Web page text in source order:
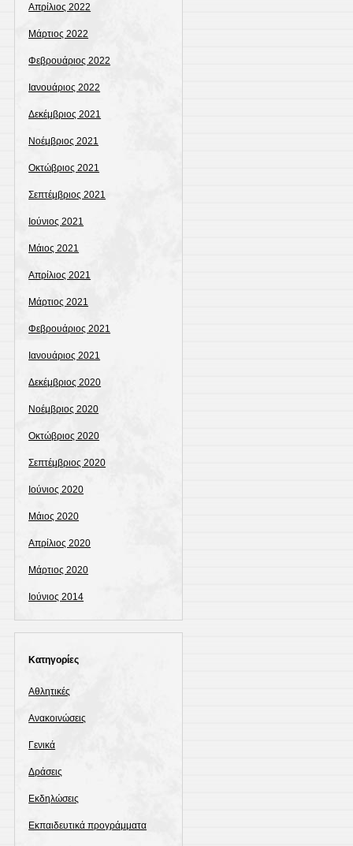
Απρίλιος 2022
Μάρτιος 2022
Φεβρουάριος 2022
Ιανουάριος 2022
Δεκέμβριος 2021
Νοέμβριος 2021
Οκτώβριος 2021
Σεπτέμβριος 2021
Ιούνιος 2021
Μάιος 2021
Απρίλιος 2021
Μάρτιος 2021
Φεβρουάριος 2021
Ιανουάριος 2021
Δεκέμβριος 2020
Νοέμβριος 2020
Οκτώβριος 2020
Σεπτέμβριος 2020
Ιούνιος 2020
Μάιος 2020
Απρίλιος 2020
Μάρτιος 2020
Ιούνιος 2014
Kατηγορίες
Αθλητικές
Ανακοινώσεις
Γενικά
Δράσεις
Εκδηλώσεις
Εκπαιδευτικά προγράμματα